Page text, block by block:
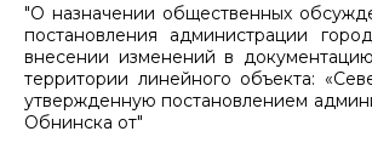
"О назначении общественных
постановления администрации
внесении изменений в
территории линейного объекта:
утвержденную постановлением
Обнинска от"